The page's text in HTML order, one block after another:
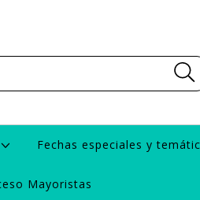
Fechas especiales y
Mayoristas